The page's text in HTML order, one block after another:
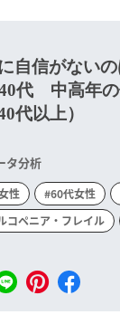
自信がないの
代 中高年
代以上）
タ分析
性 #60代女性
コペニア・フレイル